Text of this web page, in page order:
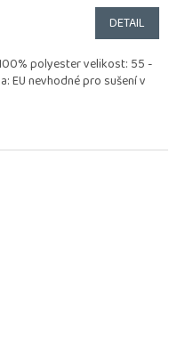
DETAIL
polyester velikost: 55 -
EU nevhodné pro sušení v